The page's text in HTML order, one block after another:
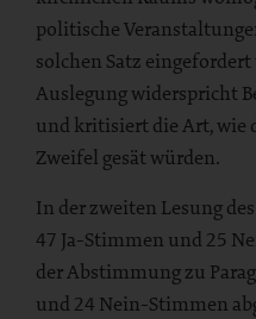
politische
solchen Satz
Auslegung widerspricht
und kritisiert die Art, wie
Zweifel gesät würden.
In der zweiten Lesung
47 Ja-Stimmen und 25
der Abstimmung zu
und 24 Nein-Stimmen